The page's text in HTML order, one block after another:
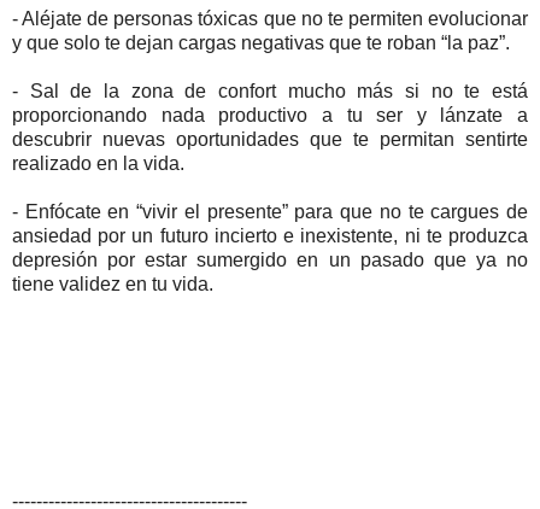
- Aléjate de personas tóxicas que no te permiten evolucionar
y que solo te dejan cargas negativas que te roban “la paz”.
- Sal de la zona de confort mucho más si no te está
proporcionando nada productivo a tu ser y lánzate a
descubrir nuevas oportunidades que te permitan sentirte
realizado en la vida.
- Enfócate en “vivir el presente” para que no te cargues de
ansiedad por un futuro incierto e inexistente, ni te produzca
depresión por estar sumergido en un pasado que ya no
tiene validez en tu vida.
---------------------------------------